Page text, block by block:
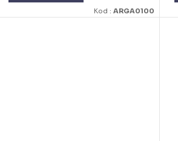
Kod :ARGA0100